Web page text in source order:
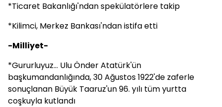
*Ticaret Bakanlığı'ndan spekülatörlere takip
*Kilimci, Merkez Bankası'ndan istifa etti
-Milliyet-
*Gururluyuz... Ulu Önder Atatürk'ün
başkumandanlığında, 30 Ağustos 1922'de zaferle
sonuçlanan Büyük Taaruz'un 96. yılı tüm yurtta
coşkuyla kutlandı